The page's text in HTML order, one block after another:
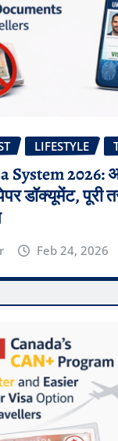
LIFESTYLE
System 2026:
डॉक्यूमेंट, पूरी
Feb 24, 2026